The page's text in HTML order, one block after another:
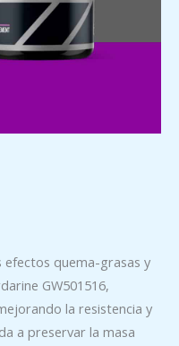
efectos quema-grasas y
GW501516,
la resistencia y
a preservar la masa